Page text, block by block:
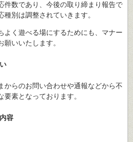
件数であり、今後の取り締まり報告で
別は調整されていきます。
よく遊べる場にするためにも、マナー
いいたします。
からのお問い合わせや通報などから不
素となっております。
容